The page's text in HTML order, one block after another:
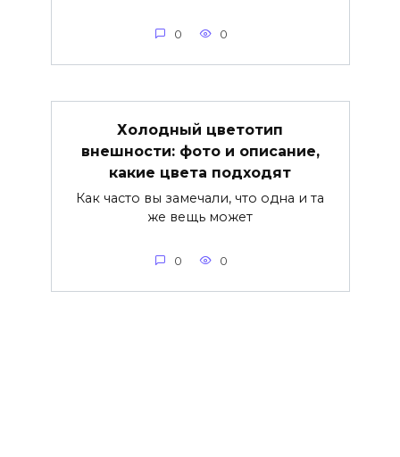
0 0
Холодный цветотип
внешности: фото и описание,
какие цвета подходят
Как часто вы замечали, что одна и та
же вещь может
0 0